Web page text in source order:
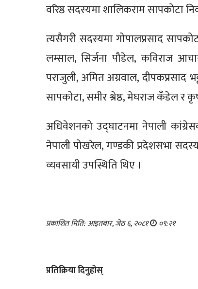
वरिष्ठ सदस्यमा शालिकराम सापकोटा
त्यसैगरी सदस्यमा गोपालप्रसाद
लम्साल, सिर्जना पौडेल, कविराज
पराजुली, अमित अग्रवाल, दीपकप्रसाद
सापकोटा, समीर श्रेष्ठ, मेघराज कँडेल र
अधिवेशनको उद्घाटनमा नेपाली
नेपाली पोखरेल, गण्डकी प्रदेशसभा
व्यवसायी उपस्थिति थिए ।
प्रकाशित मिति: आइतबार, जेठ ६, २०८१ ०९:२१
प्रतिक्रिया दिनुहोस्